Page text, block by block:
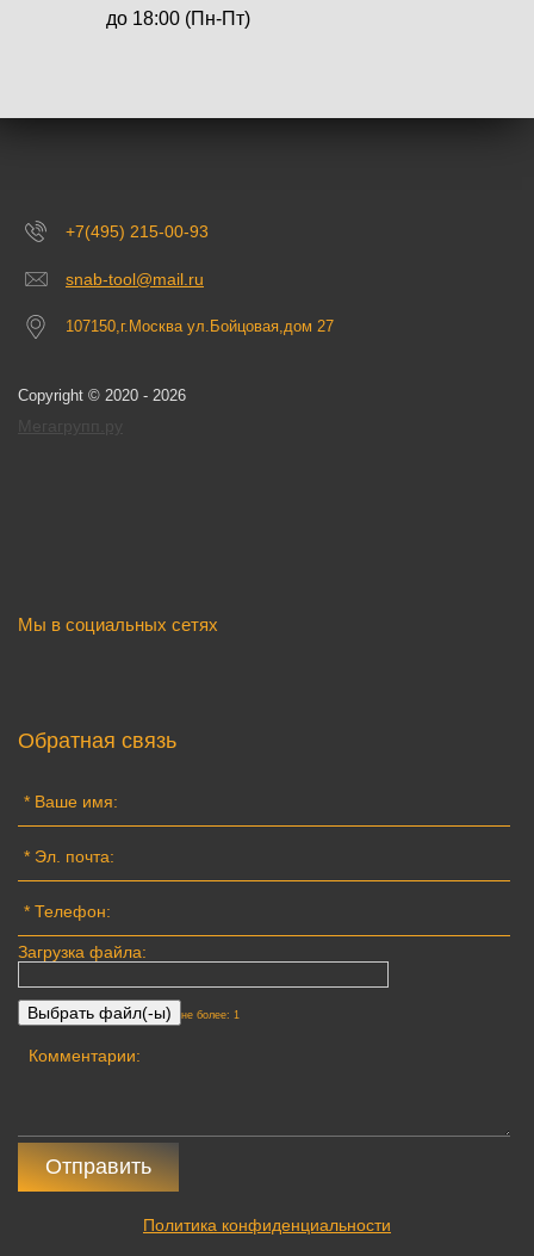
до 18:00 (Пн-Пт)
+7(495) 215-00-93
snab-tool@mail.ru
107150,г.Москва ул.Бойцовая,дом 27
Copyright © 2020 - 2026
Мы в социальных сетях
Обратная связь
Загрузка файла:
не более: 1
Отправить
Политика конфиденциальности